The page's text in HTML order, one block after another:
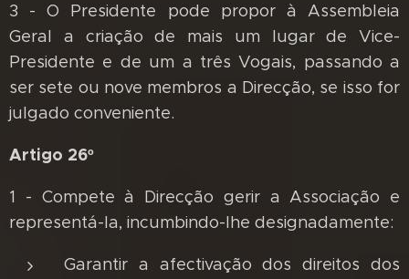
3 - O Presidente pode propor à Assembleia
Geral a criação de mais um lugar de Vice-
Presidente e de um a três Vogais, passando a
ser sete ou nove membros a Direcção, se isso for
julgado conveniente.
Artigo 26º
1 - Compete à Direcção gerir a Associação e
representá-la, incumbindo-lhe designadamente:
Garantir a afectivação dos direitos dos